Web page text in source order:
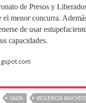
de Presos y
menor concurra.
de usar
capacidades.
SALTA VIOLENCIA